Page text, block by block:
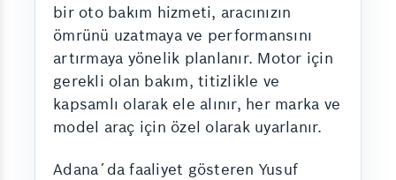
bir oto bakım hizmeti, aracınızın
ömrünü uzatmaya ve performansını
artırmaya yönelik planlanır. Motor için
gerekli olan bakım, titizlikle ve
kapsamlı olarak ele alınır, her marka ve
model araç için özel olarak uyarlanır.
Adana´da faaliyet gösteren Yusuf